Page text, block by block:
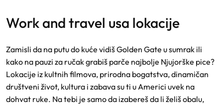
work and travel usa lokacije
Zamisli da na putu do kuće vidiš Golden Gate u sumrak ili
kako na pauzi za ručak grabiš parče najbolje Njujorške pice?
Lokacije iz kultnih filmova, prirodna bogatstva, dinamičan
društveni život, kultura i zabava su ti u Americi uvek na
dohvat ruke. Na tebi je samo da izabereš da li želiš obalu,